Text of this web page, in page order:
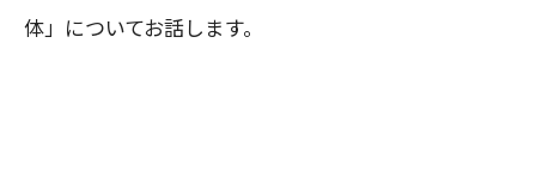
体」についてお話します。